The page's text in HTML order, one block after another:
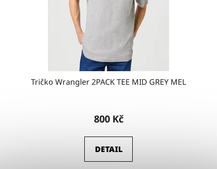
Tričko Wrangler 2PACK TEE MID GREY MEL
800 Kč
DETAIL